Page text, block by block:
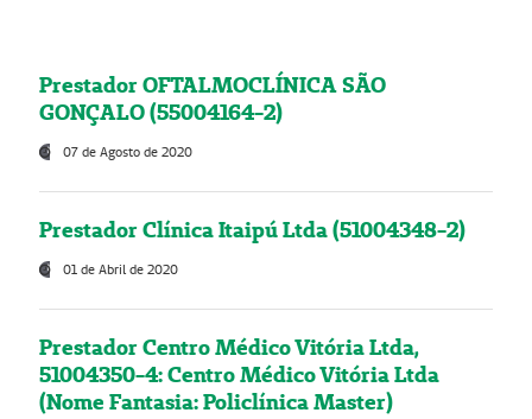
Prestador OFTALMOCLÍNICA SÃO
GONÇALO (55004164-2)
07 de Agosto de 2020
Prestador Clínica Itaipú Ltda (51004348-2)
01 de Abril de 2020
Prestador Centro Médico Vitória Ltda,
51004350-4: Centro Médico Vitória Ltda
(Nome Fantasia: Policlínica Master)